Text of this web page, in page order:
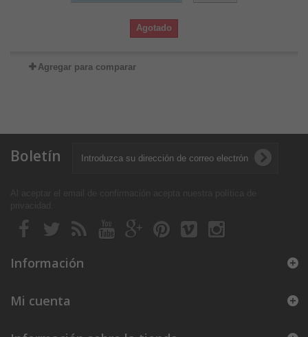
Agotado
Agregar para comparar
Boletín
Información
Mi cuenta